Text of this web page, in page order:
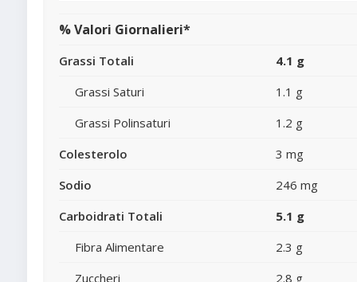
% Valori Giornalieri*
Grassi Totali
4.1 g
Grassi Saturi
1.1 g
Grassi Polinsaturi
1.2 g
Colesterolo
3 mg
Sodio
246 mg
Carboidrati Totali
5.1 g
Fibra Alimentare
2.3 g
Zuccheri
2.8 g